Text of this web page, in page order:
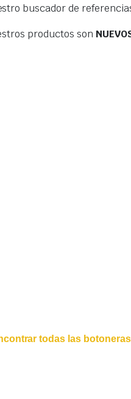
buscador de
productos son
todas las